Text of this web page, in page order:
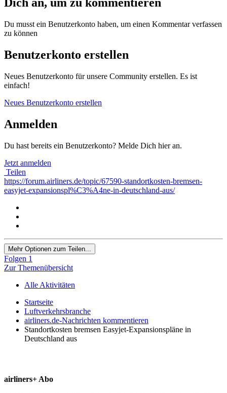
Dich an, um zu kommentieren
Du musst ein Benutzerkonto haben, um einen Kommentar verfassen
zu können
Benutzerkonto erstellen
Neues Benutzerkonto für unsere Community erstellen. Es ist
einfach!
Neues Benutzerkonto erstellen
Anmelden
Du hast bereits ein Benutzerkonto? Melde Dich hier an.
Jetzt anmelden
Teilen
https://forum.airliners.de/topic/67590-standortkosten-bremsen-
easyjet-expansionspl%C3%A4ne-in-deutschland-aus/
Mehr Optionen zum Teilen...
Folgen 1
Zur Themenübersicht
Alle Aktivitäten
Startseite
Luftverkehrsbranche
airliners.de-Nachrichten kommentieren
Standortkosten bremsen Easyjet-Expansionspläne in
Deutschland aus
airliners+ Abo